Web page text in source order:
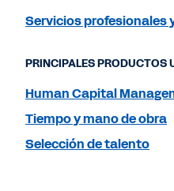
Servicios profesionales
PRINCIPALES PRODUCTOS
Human Capital
Tiempo y mano de obra
Selección de talento